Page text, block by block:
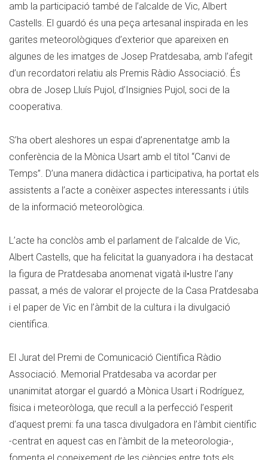
amb la participació també de l’alcalde de Vic, Albert
Castells. El guardó és una peça artesanal inspirada en les
garites meteorològiques d’exterior que apareixen en
algunes de les imatges de Josep Pratdesaba, amb l’afegit
d’un recordatori relatiu als Premis Ràdio Associació. És
obra de Josep Lluís Pujol, d’Insignies Pujol, soci de la
cooperativa.
S’ha obert aleshores un espai d’aprenentatge amb la
conferència de la Mònica Usart amb el títol “Canvi de
Temps”. D’una manera didàctica i participativa, ha portat els
assistents a l’acte a conèixer aspectes interessants i útils
de la informació meteorològica.
L’acte ha conclòs amb el parlament de l’alcalde de Vic,
Albert Castells, que ha felicitat la guanyadora i ha destacat
la figura de Pratdesaba anomenat vigatà il•lustre l’any
passat, a més de valorar el projecte de la Casa Pratdesaba
i el paper de Vic en l’àmbit de la cultura i la divulgació
científica.
El Jurat del Premi de Comunicació Científica Ràdio
Associació. Memorial Pratdesaba va acordar per
unanimitat atorgar el guardó a Mònica Usart i Rodríguez,
física i meteoròloga, que recull a la perfecció l’esperit
d’aquest premi: fa una tasca divulgadora en l’àmbit científic
-centrat en aquest cas en l’àmbit de la meteorologia-,
fomenta el coneixement de les ciències entre tots els